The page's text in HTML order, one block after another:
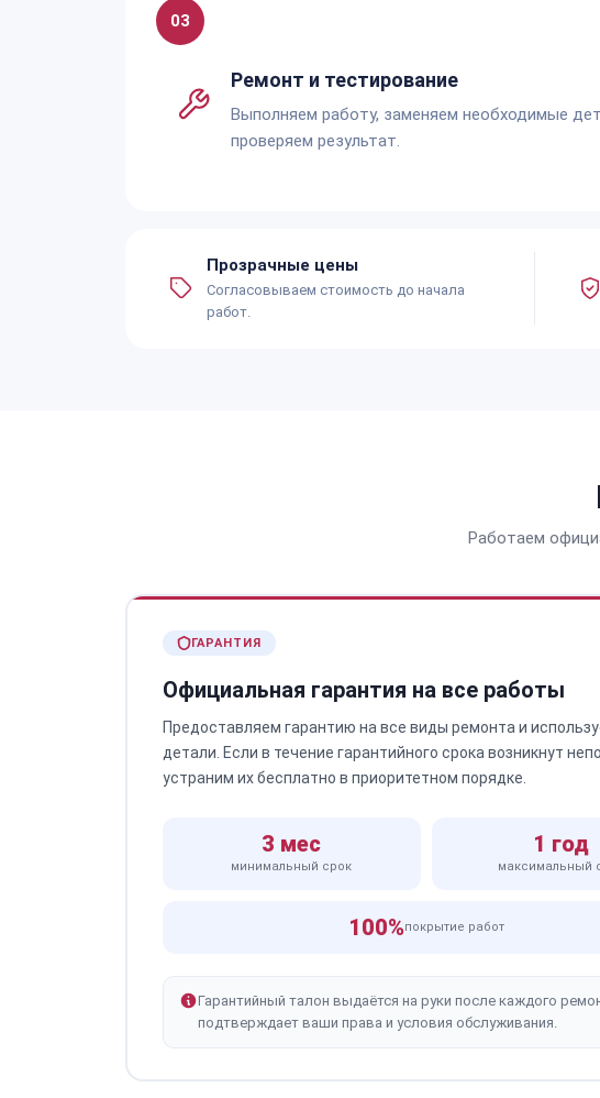
03
Ремонт и тестирование
Выполняем работу, заменяем необходимые
проверяем результат.
Прозрачные цены
Согласовываем стоимость до начала
работ.
Работаем
ГАРАНТИЯ
Официальная гарантия на все работы
Предоставляем гарантию на все виды ремонта и
детали. Если в течение гарантийного срока возникнут
устраним их бесплатно в приоритетном порядке.
3 мес
минимальный срок
1 год
максимальный
100%покрытие работ
Гарантийный талон выдаётся на руки после каждого
подтверждает ваши права и условия обслуживания.